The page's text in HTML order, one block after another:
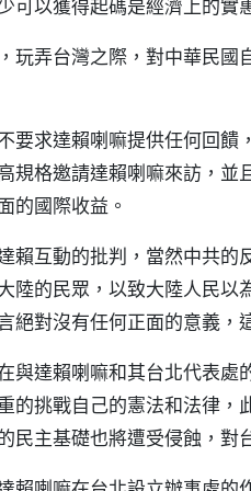
可以獲得起碼是經濟上的實
玩弄台灣之際，對中華民國
要求達賴喇嘛提供任何回饋
規格邀請達賴喇嘛來訪，
的國際收益。
賴互動的批判，當然中共的
陸的民眾，以致大陸人民
絕對沒有任何正面的意義，
與達賴喇嘛和其台北代表處
的挑戰自己的憲法和法律
民主基礎也將遭受侵蝕，